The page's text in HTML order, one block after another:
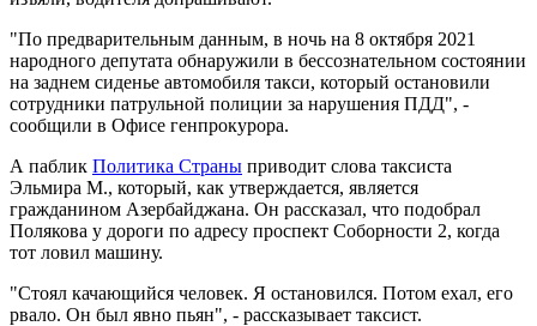
"По предварительным данным, в ночь на 8 октября 2021
народного депутата обнаружили в бессознательном состоянии
на заднем сиденье автомобиля такси, который остановили
сотрудники патрульной полиции за нарушения ПДД", -
сообщили в Офисе генпрокурора.
А паблик Политика Страны приводит слова таксиста
Эльмира М., который, как утверждается, является
гражданином Азербайджана. Он рассказал, что подобрал
Полякова у дороги по адресу проспект Соборности 2, когда
тот ловил машину.
"Стоял качающийся человек. Я остановился. Потом ехал, его
рвало. Он был явно пьян", - рассказывает таксист.